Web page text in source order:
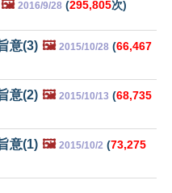
🖼️ 2016/9/28 (295,805次)
意(3) 🖼️ 2015/10/28 (66,467
意(2) 🖼️ 2015/10/13 (68,735
意(1) 🖼️ 2015/10/2 (73,275